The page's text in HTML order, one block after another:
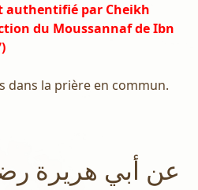
authentifié par Cheikh
du Moussannaf de Ibn
dans la prière en commun.
عن أبي هريرة